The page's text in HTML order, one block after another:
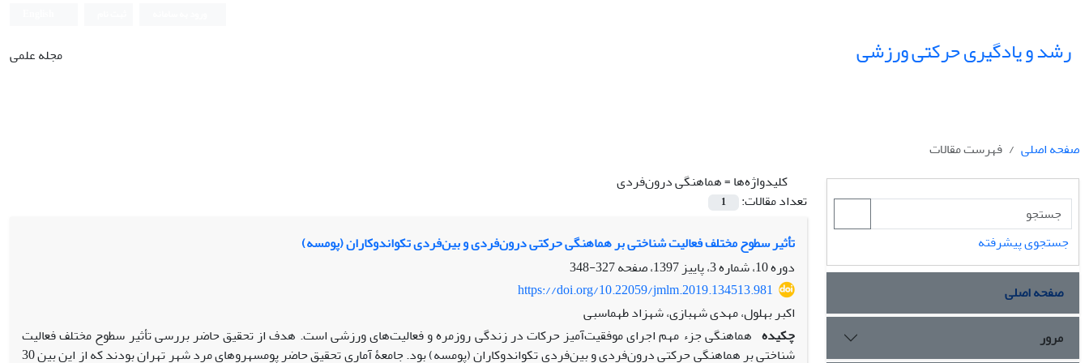
رشد و یادگیری حرکتی ورزشی مجله علمی
صفحه اصلی
فهرست مقالات
کلیدواژه‌ها =هماهنگی درون‌فردی
تعداد مقالات:
1
تأثیر سطوح مختلف فعالیت شناختی بر هماهنگی حرکتی درون‌فردی و بین‌فردی تکواندوکاران (پومسه)
دوره 10، شماره 3، پاییز 1397، صفحه
327-348
https://doi.org/10.22059/jmlm.2019.134513.981
اکبر بهلول، مهدی شهبازی، شهزاد طهماسبی
چکیده هماهنگی جزء مهم اجرای موفقیت‌آمیز حرکات در زندگی روزمره و فعالیت‌های ورزشی است. هدف از تحقیق حاضر بررسی تأثیر سطوح مختلف فعالیت
شناختی بر هماهنگی حرکتی درون‌فردی و بین‌فردی تکواندوکاران (پومسه) بود. جامعۀ آماری تحقیق حاضر پومسه­روهای مرد شهر تهران بودند که از این بین 30
جستجوی پیشرفته
صفحه اصلی
مرور